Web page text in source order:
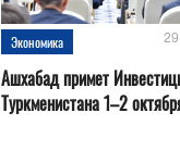
Экономика
Ашхабад примет
Туркменистана 1–2